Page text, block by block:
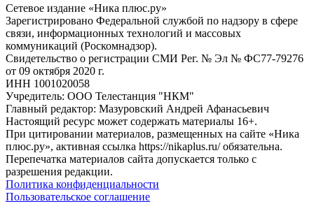
Сетевое издание «Ника плюс.ру»
Зарегистрировано Федеральной службой по надзору в сфере
связи, информационных технологий и массовых
коммуникаций (Роскомнадзор).
Свидетельство о регистрации СМИ Рег. № Эл № ФС77-79276
от 09 октября 2020 г.
ИНН 1001020058
Учредитель: ООО Телестанция "НКМ"
Главный редактор: Мазуровский Андрей Афанасьевич
Настоящий ресурс может содержать материалы 16+.
При цитировании материалов, размещенных на сайте «Ника
плюс.ру», активная ссылка https://nikaplus.ru/ обязательна.
Перепечатка материалов сайта допускается только с
разрешения редакции.
Политика конфиденциальности
Пользовательское соглашение